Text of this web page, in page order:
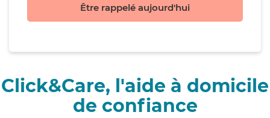
Être rappelé aujourd'hui
Click&Care, l'aide à domicile
de confiance